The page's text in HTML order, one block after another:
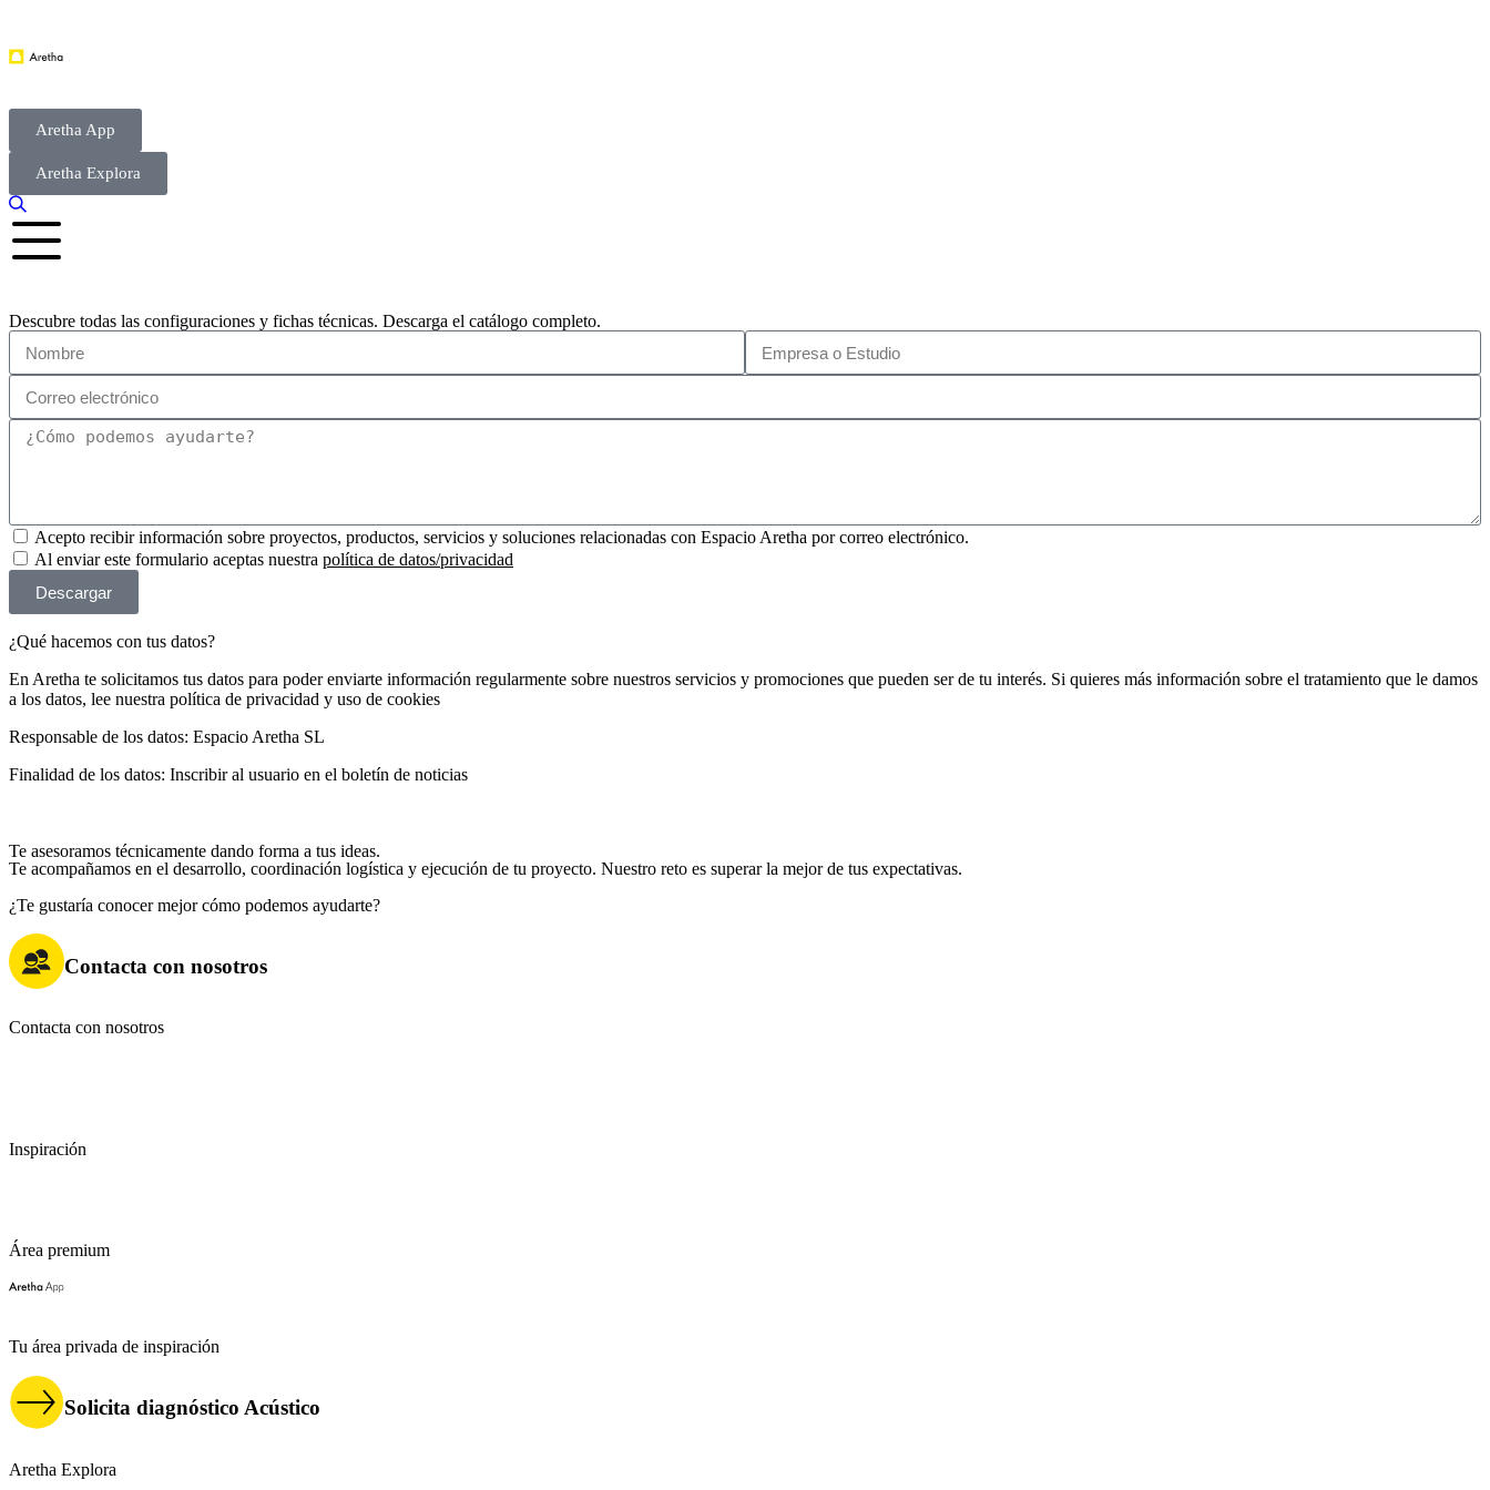
Aretha App
Aretha Explora
Descubre todas las configuraciones y fichas técnicas. Descarga el catálogo completo.
Acepto recibir información sobre proyectos, productos, servicios y soluciones relacionadas con Espacio Aretha por correo electrónico.
Al enviar este formulario aceptas nuestra política de datos/privacidad
Descargar
¿Qué hacemos con tus datos?
En Aretha te solicitamos tus datos para poder enviarte información regularmente sobre nuestros servicios y promociones que pueden ser de tu interés. Si quieres más información sobre el tratamiento que le damos
a los datos, lee nuestra política de privacidad y uso de cookies
Responsable de los datos: Espacio Aretha SL
Finalidad de los datos: Inscribir al usuario en el boletín de noticias
Te asesoramos técnicamente dando forma a tus ideas.
Te acompañamos en el desarrollo, coordinación logística y ejecución de tu proyecto. Nuestro reto es superar la mejor de tus expectativas.
¿Te gustaría conocer mejor cómo podemos ayudarte?
Contacta con nosotros
Contacta con nosotros
Inspiración
Área premium
Tu área privada de inspiración
Solicita diagnóstico Acústico
Aretha Explora